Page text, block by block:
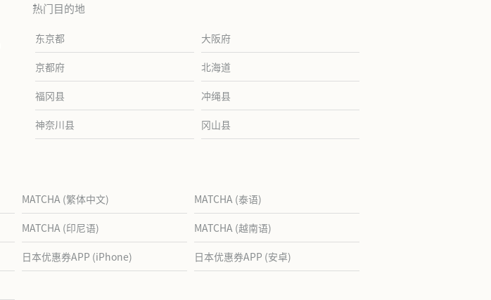
热门目的地
东京都 大阪府
京都府 北海道
福冈县 冲绳县
神奈川县 冈山县
MATCHA (繁体中文) MATCHA (泰语)
MATCHA (印尼语) MATCHA (越南语)
日本优惠券APP (iPhone) 日本优惠券APP (安卓)